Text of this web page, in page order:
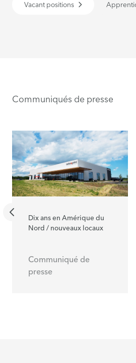
Vacant positions
Communiqués de presse
Dix ans en Amérique du
Nord / nouveaux locaux
Communiqué de
presse